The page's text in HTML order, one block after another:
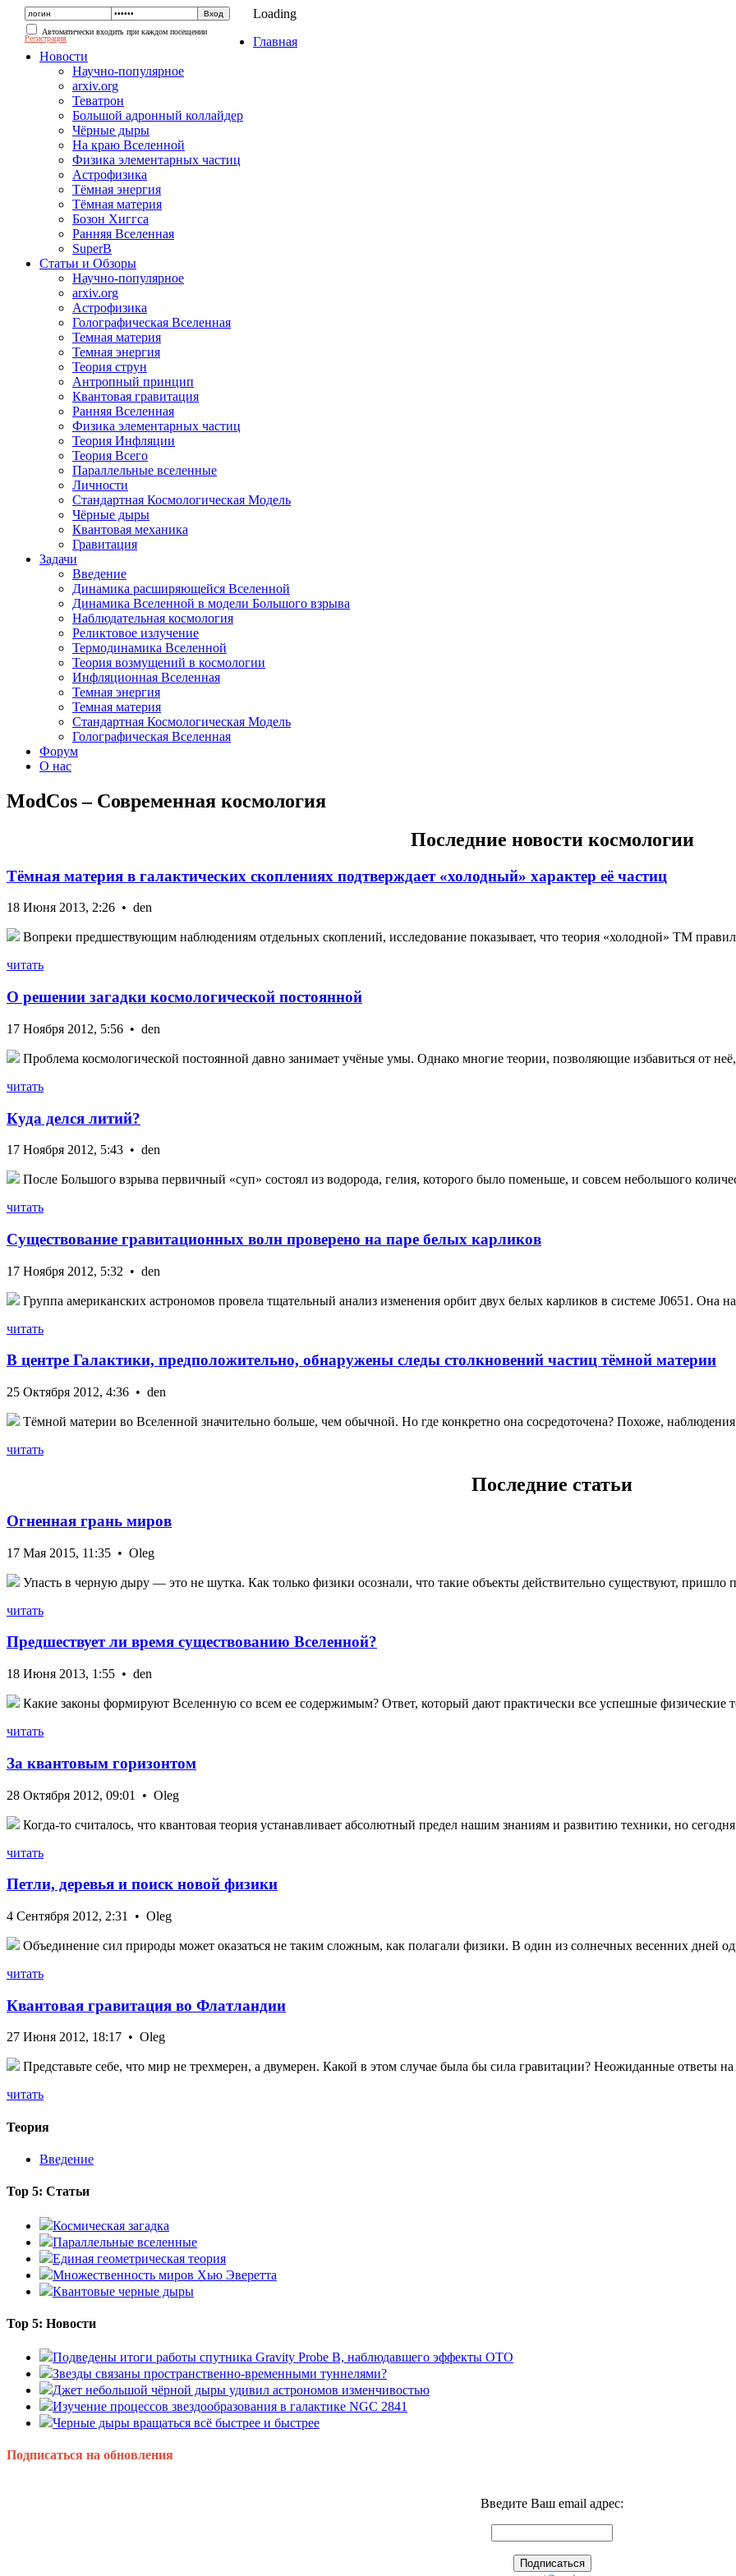
Автоматически входить при каждом посещении
Регистрация
Loading
Главная
Новости
Научно-популярное
arxiv.org
Теватрон
Большой адронный коллайдер
Чёрные дыры
На краю Вселенной
Физика элементарных частиц
Астрофизика
Тёмная энергия
Тёмная материя
Бозон Хиггса
Ранняя Вселенная
SuperB
Статьи и Обзоры
Научно-популярное
arxiv.org
Астрофизика
Голографическая Вселенная
Темная материя
Темная энергия
Теория струн
Антропный принцип
Квантовая гравитация
Ранняя Вселенная
Физика элементарных частиц
Теория Инфляции
Теория Всего
Параллельные вселенные
Личности
Стандартная Космологическая Модель
Чёрные дыры
Квантовая механика
Гравитация
Задачи
Введение
Динамика расширяющейся Вселенной
Динамика Вселенной в модели Большого взрыва
Наблюдательная космология
Реликтовое излучение
Термодинамика Вселенной
Теория возмущений в космологии
Инфляционная Вселенная
Темная энергия
Темная материя
Стандартная Космологическая Модель
Голографическая Вселенная
Форум
О нас
ModCos – Современная космология
Последние новости космологии
Тёмная материя в галактических скоплениях подтверждает «холодный» характер её частиц
18 Июня 2013, 2:26 • den
Вопреки предшествующим наблюдениям отдельных скоплений, исследование показывает, что теория «холодной» ТМ
читать
О решении загадки космологической постоянной
17 Ноября 2012, 5:56 • den
Проблема космологической постоянной давно занимает учёные умы. Однако многие теории, позволяющие избавиться от
читать
Куда делся литий?
17 Ноября 2012, 5:43 • den
После Большого взрыва первичный «суп» состоял из водорода, гелия, которого было поменьше, и совсем небольшого
читать
Существование гравитационных волн проверено на паре белых карликов
17 Ноября 2012, 5:32 • den
Группа американских астрономов провела тщательный анализ изменения орбит двух белых карликов в системе J0651. Она
читать
В центре Галактики, предположительно, обнаружены следы столкновений частиц тёмной материи
25 Октября 2012, 4:36 • den
Тёмной материи во Вселенной значительно больше, чем обычной. Но где конкретно она сосредоточена? Похоже,
читать
Последние статьи
Огненная грань миров
17 Мая 2015, 11:35 • Oleg
Упасть в черную дыру — это не шутка. Как только физики осознали, что такие объекты действительно существуют, пришло
читать
Предшествует ли время существованию Вселенной?
18 Июня 2013, 1:55 • den
Какие законы формируют Вселенную со всем ее содержимым? Ответ, который дают практически все успешные физические
читать
За квантовым горизонтом
28 Октября 2012, 09:01 • Oleg
Когда-то считалось, что квантовая теория устанавливает абсолютный предел нашим знаниям и развитию техники, но
читать
Петли, деревья и поиск новой физики
4 Сентября 2012, 2:31 • Oleg
Объединение сил природы может оказаться не таким сложным, как полагали физики. В один из солнечных весенних дней
читать
Квантовая гравитация во Флатландии
27 Июня 2012, 18:17 • Oleg
Представьте себе, что мир не трехмерен, а двумерен. Какой в этом случае была бы сила гравитации? Неожиданные ответы на
читать
Теория
Введение
Top 5: Статьи
Космическая загадка
Параллельные вселенные
Единая геометрическая теория
Множественность миров Хью Эверетта
Квантовые черные дыры
Top 5: Новости
Подведены итоги работы спутника Gravity Probe B, наблюдавшего эффекты ОТО
Звезды связаны пространственно-временными туннелями?
Джет небольшой чёрной дыры удивил астрономов изменчивостью
Изучение процессов звездообразования в галактике NGC 2841
Черные дыры вращаться всё быстрее и быстрее
Подписаться на обновления
Введите Ваш email адрес: